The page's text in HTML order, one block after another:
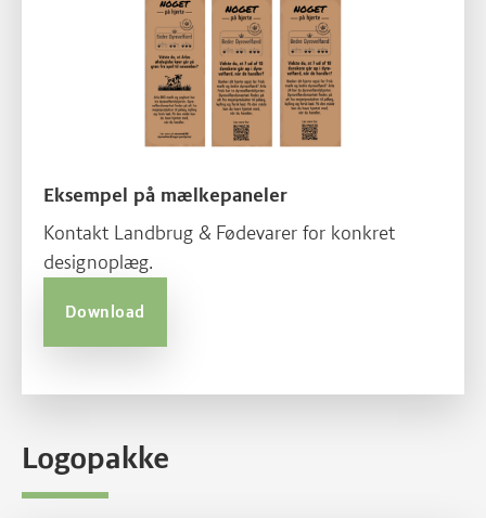
Eksempel på mælkepaneler
Kontakt Landbrug & Fødevarer for konkret
designoplæg.
Download
Logopakke